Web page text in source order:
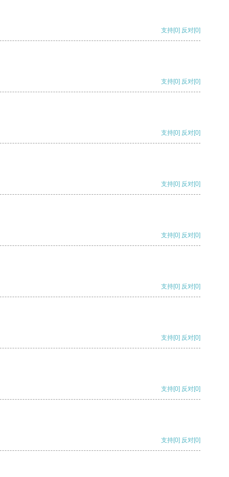
支持[0] 反对[0]
支持[0] 反对[0]
支持[0] 反对[0]
支持[0] 反对[0]
支持[0] 反对[0]
支持[0] 反对[0]
支持[0] 反对[0]
支持[0] 反对[0]
支持[0] 反对[0]